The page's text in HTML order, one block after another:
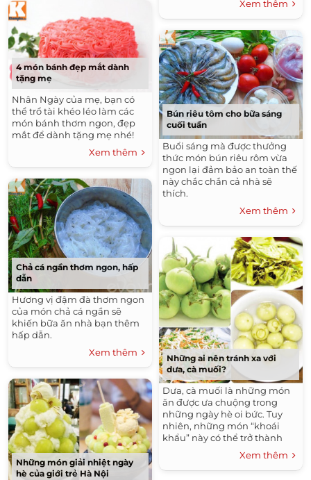
4 món bánh đẹp mắt dành
tặng mẹ
Nhân Ngày của mẹ, bạn có
thể trổ tài khéo léo làm các
món bánh thơm ngon, đẹp
mắt để dành tặng mẹ nhé!
Xem thêm
Chả cá ngần thơm ngon, hấp
dẫn
Hương vị đậm đà thơm ngon
của món chả cá ngần sẽ
khiến bữa ăn nhà bạn thêm
hấp dẫn.
Xem thêm
Những món giải nhiệt ngày
hè của giới trẻ Hà Nội
Xem thêm
Bún riêu tôm cho bữa sáng
cuối tuần
Buổi sáng mà được thưởng
thức món bún riêu rôm vừa
ngon lại đảm bảo an toàn thế
này chắc chắn cả nhà sẽ
thích.
Xem thêm
Những ai nên tránh xa với
dưa, cà muối?
Dưa, cà muối là những món
ăn được ưa chuộng trong
những ngày hè oi bức. Tuy
nhiên, những món “khoái
khẩu” này có thể trở thành
“thủ phạm” gây hại cho sức
khỏe nếu không biết sử dụng
đúng cách.
Xem thêm